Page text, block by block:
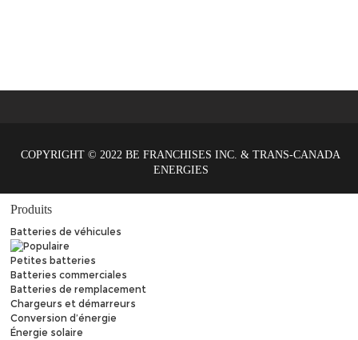
Produits
Batteries de véhicules
Petites batteries
Batteries commerciales
Batteries de remplacement
Chargeurs et démarreurs
Conversion d’énergie
Énergie solaire
COPYRIGHT © 2022 BE FRANCHISES INC. & TRANS-CANADA
ENERGIES